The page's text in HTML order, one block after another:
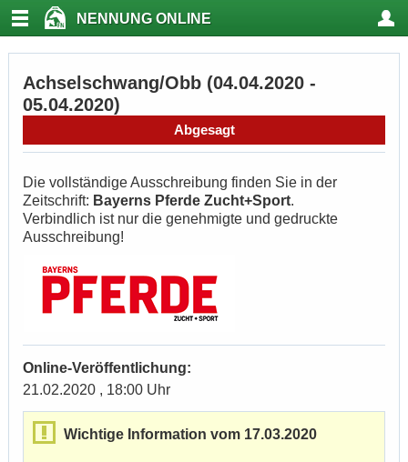
NENNUNG ONLINE
Achselschwang/Obb (04.04.2020 -
05.04.2020)
Abgesagt
Die vollständige Ausschreibung finden Sie in der
Zeitschrift: Bayerns Pferde Zucht+Sport.
Verbindlich ist nur die genehmigte und gedruckte
Ausschreibung!
Online-Veröffentlichung:
21.02.2020 , 18:00 Uhr
Wichtige Information vom 17.03.2020